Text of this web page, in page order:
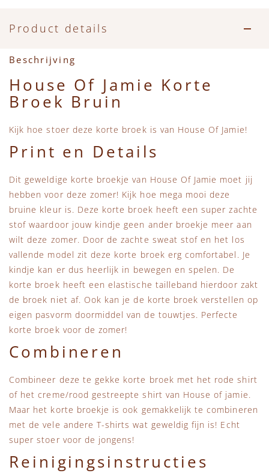
Zwemkleding
Feestkleding
Beren, Speendoekjes en Knuffeldoekjes
Verzorgingsproducten
Beren
Mini Rodini
+1 in the family
New Balance
Piupiuchick
Sproet & Sprout
Tiny Cottons
Product details
Beschrijving
House Of Jamie Korte
Broek Bruin
Kijk hoe stoer deze korte broek is van House Of Jamie!
Print en Details
Dit geweldige korte broekje van House Of Jamie moet jij
hebben voor deze zomer! Kijk hoe mega mooi deze
bruine kleur is. Deze korte broek heeft een super zachte
stof waardoor jouw kindje geen ander broekje meer aan
wilt deze zomer. Door de zachte sweat stof en het los
vallende model zit deze korte broek erg comfortabel. Je
kindje kan er dus heerlijk in bewegen en spelen. De
korte broek heeft een elastische tailleband hierdoor zakt
de broek niet af. Ook kan je de korte broek verstellen op
eigen pasvorm doormiddel van de touwtjes. Perfecte
korte broek voor de zomer!
Combineren
Combineer deze te gekke korte broek met het rode shirt
of het creme/rood gestreepte shirt van House of jamie.
Maar het korte broekje is ook gemakkelijk te combineren
met de vele andere T-shirts wat geweldig fijn is! Echt
super stoer voor de jongens!
Reinigingsinstructies